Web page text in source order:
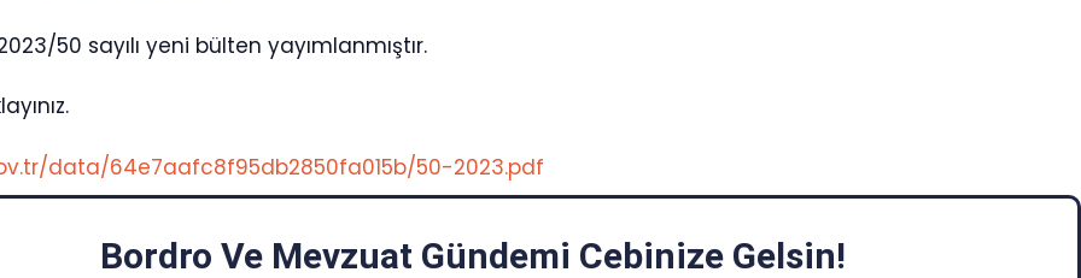
50 sayılı yeni bülten yayımlanmıştır.
data/64e7aafc8f95db2850fa015b/50-2023.pdf
Bordro Ve Mevzuat Gündemi Cebinize Gelsin!